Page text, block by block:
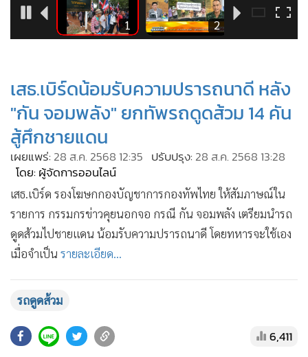
Management & HR
MGR Live
• ท่องเที่ยว
• กีฬา
• ต่างประเทศ
• Special Scoop
เศรษฐกิจ-ธุรกิจ
• จีน
• ชุมชน-คุณภาพชีวิต
• อาชญากรรม
• เกม
วิทยาศาสตร์
• SMEs
• หุ้น
เสธ.เบิร์ดน้อมรับความปรารถนาดี หลัง
"กัน จอมพลัง" ยกทัพรถดูดส้วม 14 คัน
สู้ศึกชายแดน
เผยแพร่: 28 ส.ค. 2568 12:35 ปรับปรุง: 28 ส.ค. 2568 13:28
โดย: ผู้จัดการออนไลน์
เสธ.เบิร์ด รองโฆษกกองบัญชาการกองทัพไทย ให้สัมภาษณ์ใน
รายการ กรรมกรข่าวคุยนอกจอ กรณี กัน จอมพลัง เตรียมนำรถ
ดูดส้วมไปชายแดน น้อมรับความปรารถนาดี โดยทหารจะใช้เอง
เมื่อจำเป็น รายละเอียด...
รถดูดส้วม
6,411
1 2